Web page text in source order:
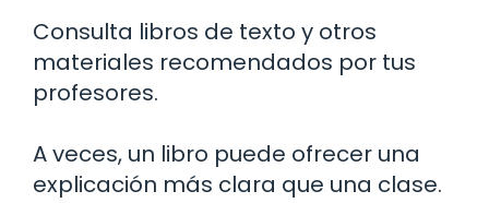
Consulta libros de texto y otros
materiales recomendados por tus
profesores.
A veces, un libro puede ofrecer una
explicación más clara que una clase.